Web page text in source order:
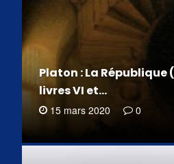
Platon : La
livres VI et…
15 mars 2020 0